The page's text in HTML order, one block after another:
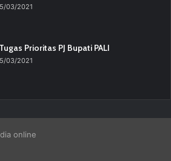
03/2021
Prioritas PJ Bupati PALI
03/2021
online